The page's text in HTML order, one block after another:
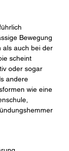
Bewegung
als auch bei der
scheint
oder sogar
andere
wie eine